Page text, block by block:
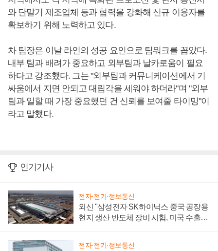
와 단말기 제조업체 등과 협력을 강화해 신규 이용자를
확보하기 위해 노력하고 있다.
차 팀장은 이날 라인의 성공 요인으로 팀워크를 꼽았다.
내부 팀과 배려가 중요하고 외부팀과 날카로움이 필요
하다고 강조했다. 그는 "외부팀과 커뮤니케이션에서 기
싸움에서 지면 안되고 대립각을 세워야 하더라"며 "외부
팀과 일할 때 가장 중요했던 건 신뢰를 보여줄 타이밍"이
라고 말했다.
인기기사
전자·전기·정보통신
외신 "삼성전자 SK하이닉스 중국 공장용
현지 생산 반도체 장비 시험, 미국 수출통
전자·전기·정보통신